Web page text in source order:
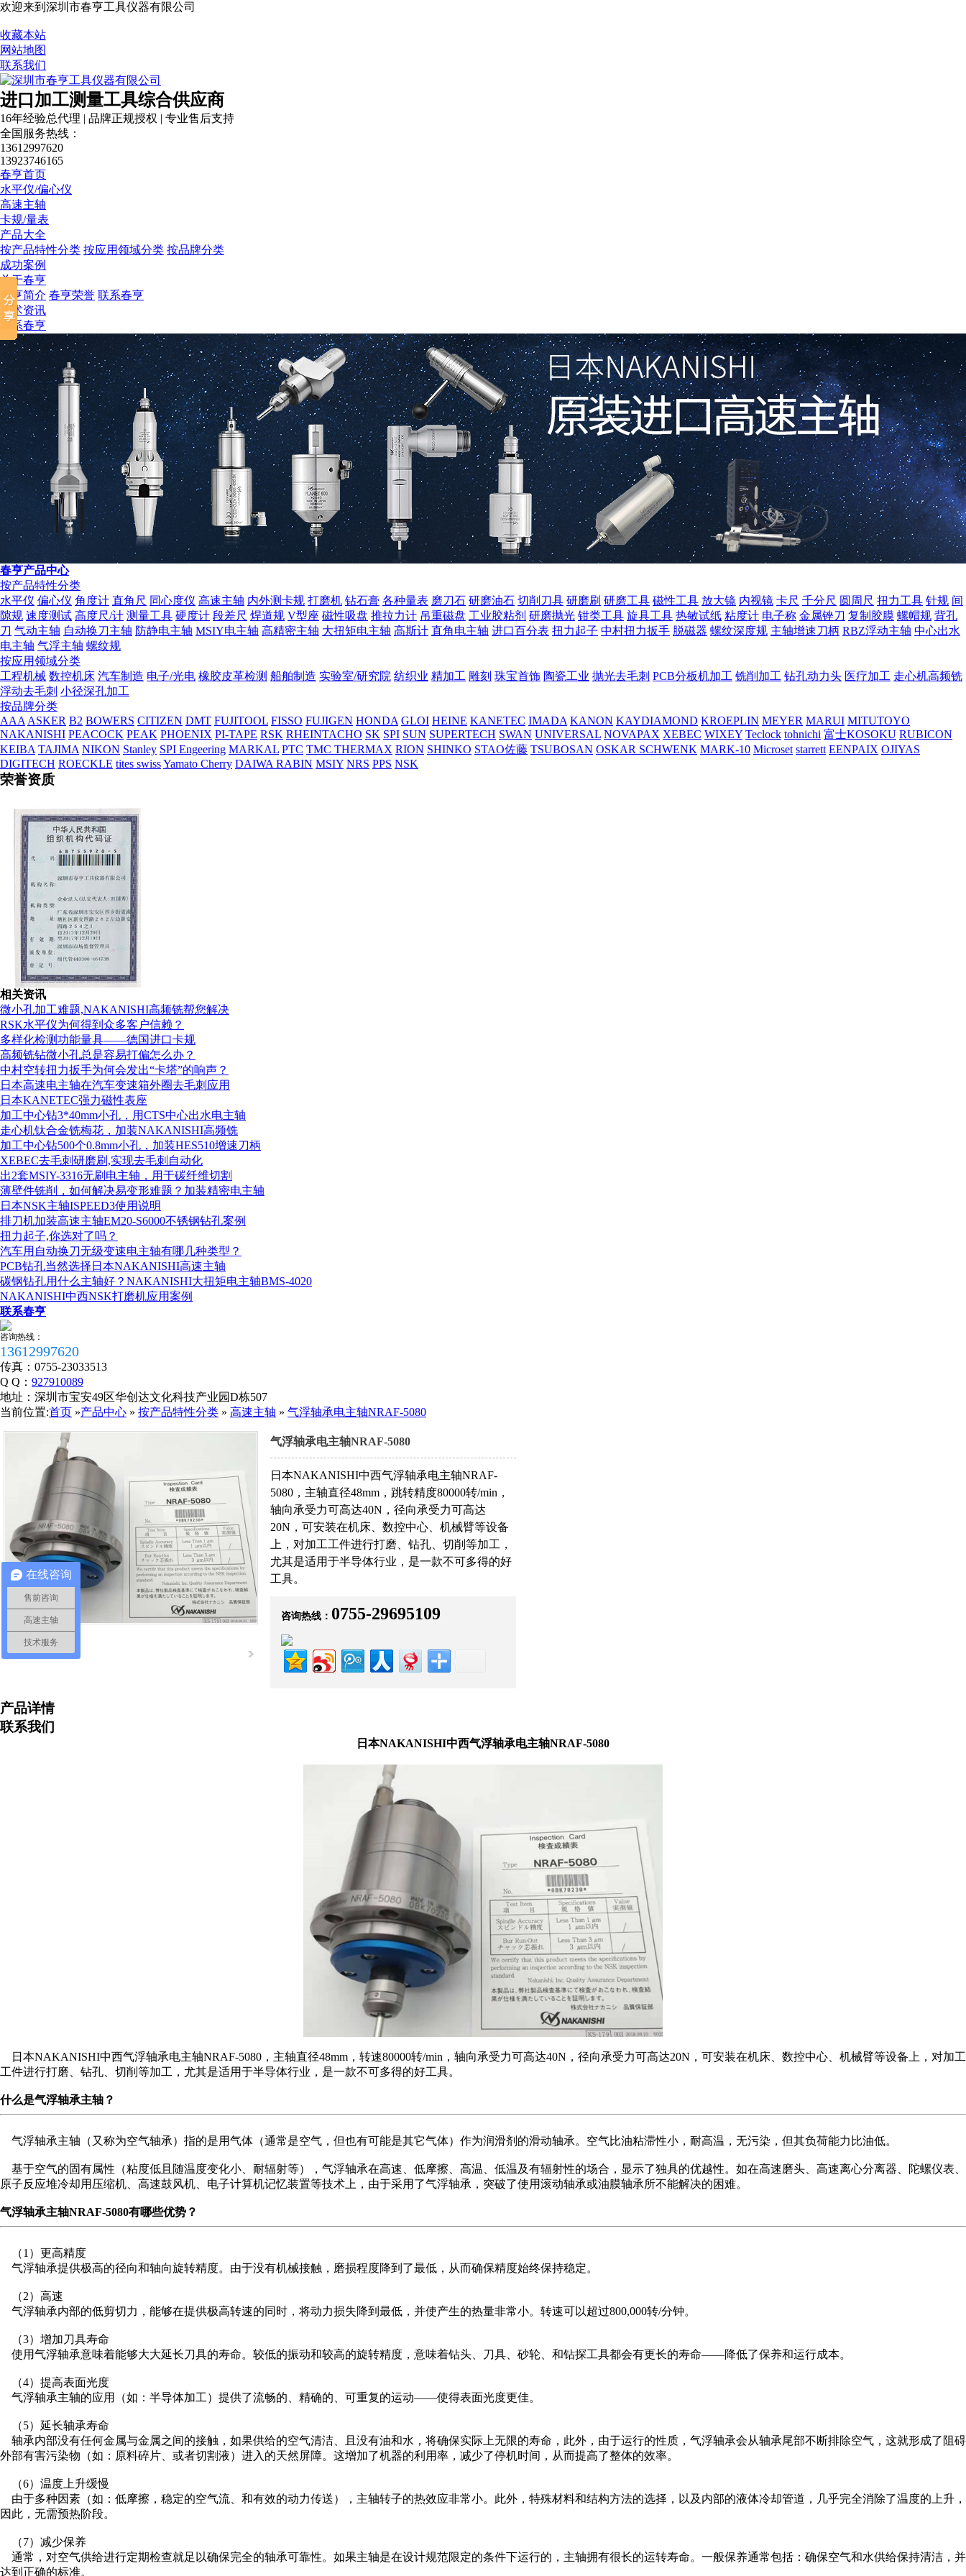
欢迎来到深圳市春亨工具仪器有限公司
收藏本站
网站地图
联系我们
进口加工测量工具综合供应商
16年经验总代理 | 品牌正规授权 | 专业售后支持
全国服务热线：
13612997620
13923746165
春亨首页
水平仪/偏心仪
高速主轴
卡规/量表
产品大全
按产品特性分类 按应用领域分类 按品牌分类
成功案例
关于春亨
春亨简介 春亨荣誉 联系春亨
技术资讯
联系春亨
春亨产品中心
按产品特性分类
水平仪 偏心仪 角度计 直角尺 同心度仪 高速主轴 内外测卡规 打磨机 钻石膏 各种量表 磨刀石 研磨油石 切削刀具 研磨刷 研磨工具 磁性工具 放大镜 内视镜 卡尺 千分尺 圆周尺 扭力工具 针规 间
隙规 速度测试 高度尺/计 测量工具 硬度计 段差尺 焊道规 V型座 磁性吸盘 推拉力计 吊重磁盘 工业胶粘剂 研磨抛光 钳类工具 旋具工具 热敏试纸 粘度计 电子称 金属锉刀 复制胶膜 螺帽规 背孔
刀 气动主轴 自动换刀主轴 防静电主轴 MSIY电主轴 高精密主轴 大扭矩电主轴 高斯计 直角电主轴 进口百分表 扭力起子 中村扭力扳手 脱磁器 螺纹深度规 主轴增速刀柄 RBZ浮动主轴 中心出水
电主轴 气浮主轴 螺纹规
按应用领域分类
工程机械 数控机床 汽车制造 电子/光电 橡胶皮革检测 船舶制造 实验室/研究院 纺织业 精加工 雕刻 珠宝首饰 陶瓷工业 抛光去毛刺 PCB分板机加工 铣削加工 钻孔动力头 医疗加工 走心机高频铣
浮动去毛刺 小径深孔加工
按品牌分类
AAA ASKER B2 BOWERS CITIZEN DMT FUJITOOL FISSO FUJIGEN HONDA GLOI HEINE KANETEC IMADA KANON KAYDIAMOND KROEPLIN MEYER MARUI MITUTOYO
NAKANISHI PEACOCK PEAK PHOENIX PI-TAPE RSK RHEINTACHO SK SPI SUN SUPERTECH SWAN UNIVERSAL NOVAPAX XEBEC WIXEY Teclock tohnichi 富士KOSOKU RUBICON
KEIBA TAJIMA NIKON Stanley SPI Engeering MARKAL PTC TMC THERMAX RION SHINKO STAO佐藤 TSUBOSAN OSKAR SCHWENK MARK-10 Microset starrett EENPAIX OJIYAS
DIGITECH ROECKLE tites swissYamato Cherry DAIWA RABIN MSIY NRS PPS NSK
荣誉资质
税务登记证
营业执照
组织机构代码证
税务登记证
相关资讯
微小孔加工难题,NAKANISHI高频铣帮您解决
RSK水平仪为何得到众多客户信赖？
多样化检测功能量具——德国进口卡规
高频铣钻微小孔总是容易打偏怎么办？
中村空转扭力扳手为何会发出“卡塔”的响声？
日本高速电主轴在汽车变速箱外圈去毛刺应用
日本KANETEC强力磁性表座
加工中心钻3*40mm小孔，用CTS中心出水电主轴
走心机钛合金铣梅花，加装NAKANISHI高频铣
加工中心钻500个0.8mm小孔，加装HES510增速刀柄
XEBEC去毛刺研磨刷,实现去毛刺自动化
出2套MSIY-3316无刷电主轴，用于碳纤维切割
薄壁件铣削，如何解决易变形难题？加装精密电主轴
日本NSK主轴ISPEED3使用说明
排刀机加装高速主轴EM20-S6000不锈钢钻孔案例
扭力起子,你选对了吗？
汽车用自动换刀无级变速电主轴有哪几种类型？
PCB钻孔当然选择日本NAKANISHI高速主轴
碳钢钻孔用什么主轴好？NAKANISHI大扭矩电主轴BMS-4020
NAKANISHI中西NSK打磨机应用案例
联系春亨
咨询热线：
13612997620
传真： 0755-23033513
Q Q： 927910089
地址： 深圳市宝安49区华创达文化科技产业园D栋507
当前位置:首页 »产品中心 » 按产品特性分类 » 高速主轴 » 气浮轴承电主轴NRAF-5080
气浮轴承电主轴NRAF-5080
日本NAKANISHI中西气浮轴承电主轴NRAF-
5080，主轴直径48mm，跳转精度80000转/min，
轴向承受力可高达40N，径向承受力可高达
20N，可安装在机床、数控中心、机械臂等设备
上，对加工工件进行打磨、钻孔、切削等加工，
尤其是适用于半导体行业，是一款不可多得的好
工具。
咨询热线： 0755-29695109
产品详情
联系我们
日本NAKANISHI中西气浮轴承电主轴NRAF-5080
日本NAKANISHI中西气浮轴承电主轴NRAF-5080，主轴直径48mm，转速80000转/min，轴向承受力可高达40N，径向承受力可高达20N，可安装在机床、数控中心、机械臂等设备上，对加工
工件进行打磨、钻孔、切削等加工，尤其是适用于半导体行业，是一款不可多得的好工具。
什么是气浮轴承主轴？
气浮轴承主轴（又称为空气轴承）指的是用气体（通常是空气，但也有可能是其它气体）作为润滑剂的滑动轴承。空气比油粘滞性小，耐高温，无污染，但其负荷能力比油低。
基于空气的固有属性（粘度低且随温度变化小、耐辐射等），气浮轴承在高速、低摩擦、高温、低温及有辐射性的场合，显示了独具的优越性。如在高速磨头、高速离心分离器、陀螺仪表、
原子反应堆冷却用压缩机、高速鼓风机、电子计算机记忆装置等技术上，由于采用了气浮轴承，突破了使用滚动轴承或油膜轴承所不能解决的困难。
气浮轴承主轴NRAF-5080有哪些优势？
（1）更高精度
气浮轴承提供极高的径向和轴向旋转精度。由于没有机械接触，磨损程度降到了最低，从而确保精度始终保持稳定。
（2）高速
气浮轴承内部的低剪切力，能够在提供极高转速的同时，将动力损失降到最低，并使产生的热量非常小。转速可以超过800,000转/分钟。
（3）增加刀具寿命
使用气浮轴承意味着能够大大延长刀具的寿命。较低的振动和较高的旋转精度，意味着钻头、刀具、砂轮、和钻探工具都会有更长的寿命——降低了保养和运行成本。
（4）提高表面光度
气浮轴承主轴的应用（如：半导体加工）提供了流畅的、精确的、可重复的运动——使得表面光度更佳。
（5）延长轴承寿命
轴承内部没有任何金属与金属之间的接触，如果供给的空气清洁、且没有油和水，将确保实际上无限的寿命，此外，由于运行的性质，气浮轴承会从轴承尾部不断排除空气，这就形成了阻碍
外部有害污染物（如：原料碎片、或者切割液）进入的天然屏障。这增加了机器的利用率，减少了停机时间，从而提高了整体的效率。
（6）温度上升缓慢
由于多种因素（如：低摩擦，稳定的空气流、和有效的动力传送），主轴转子的热效应非常小。此外，特殊材料和结构方法的选择，以及内部的液体冷却管道，几乎完全消除了温度的上升，
因此，无需预热阶段。
（7）减少保养
通常，对空气供给进行定期检查就足以确保完全的轴承可靠性。如果主轴是在设计规范限定的条件下运行的，主轴拥有很长的运转寿命。一般保养通常包括：确保空气和水供给保持清洁，并
达到正确的标准。
在线咨询
售前咨询
高速主轴
技术服务